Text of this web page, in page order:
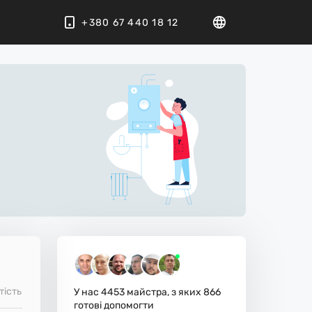
+380 67 440 18 12
У нас4453 майстра, з яких866
готові допомогти